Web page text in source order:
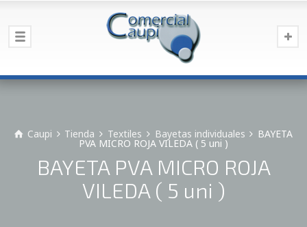
Caupi Tienda Textiles Bayetas individuales BAYETA
PVA MICRO ROJA VILEDA ( 5 uni )
BAYETA PVA MICRO ROJA
VILEDA ( 5 uni )